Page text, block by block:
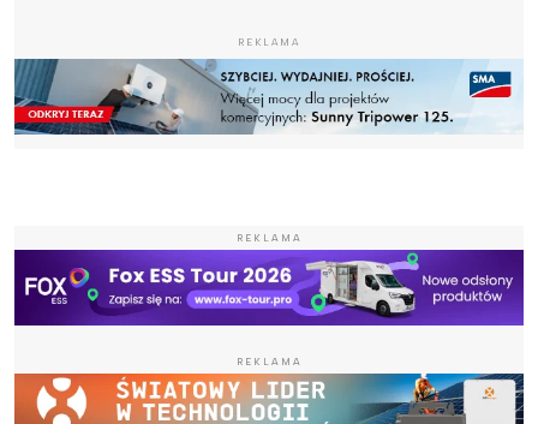
REKLAMA
REKLAMA
REKLAMA